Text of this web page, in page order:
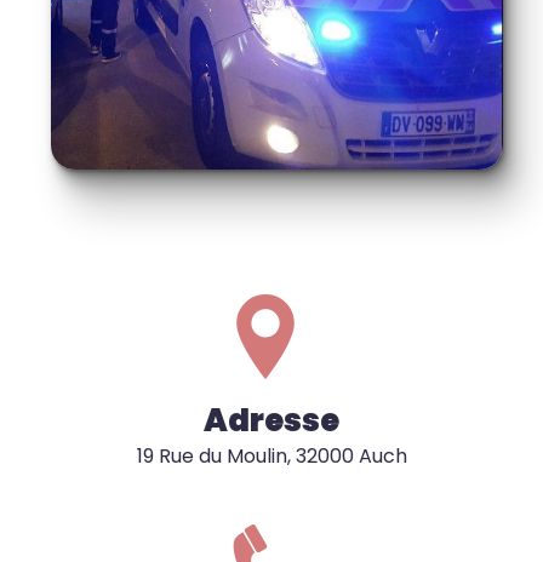
Adresse
19 Rue du Moulin, 32000 Auch